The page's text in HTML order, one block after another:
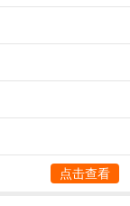
点击查看